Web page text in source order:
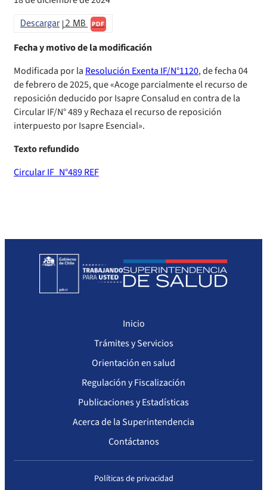
Decreta reserva o secreto según Ley N° 20.285
Estructura Orgánica
Llamados a concurso de personal
Otras Resoluciones
Sanciones aplicadas
Actas Consejo Consultivo Ley Corta de Isapres
Compendio Instrumentos Contractuales
Compendio Procedimientos
Sanciones a Entidades Acreditadoras
Sanciones Agentes de Ventas
Sanciones a Prestadores
Descargar 2 MB PDF
Fecha y motivo de la modificación
Modificada por la Resolución Exenta IF/N°1120, de fecha 04
de febrero de 2025, que «Acoge parcialmente el recurso de
reposición deducido por Isapre Consalud en contra de la
Circular IF/N° 489 y Rechaza el recurso de reposición
interpuesto por Isapre Esencial».
Texto refundido
Circular IF_N°489 REF
Inicio
Trámites y Servicios
Orientación en salud
Regulación y Fiscalización
Publicaciones y Estadísticas
Acerca de la Superintendencia
Contáctanos
Políticas de privacidad